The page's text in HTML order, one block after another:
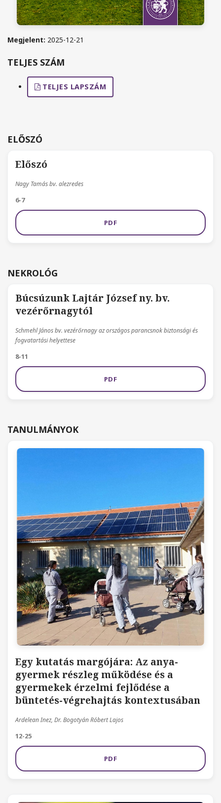
Megjelent: 2025-12-21
TELJES SZÁM
TELJES LAPSZÁM
ELŐSZÓ
Előszó
Nagy Tamás bv. alezredes
6-7
PDF
NEKROLÓG
Búcsúzunk Lajtár József ny. bv.
vezérőrnagytól
Schmehl János bv. vezérőrnagy az országos parancsnok biztonsági és
fogvatartási helyettese
8-11
PDF
TANULMÁNYOK
Egy kutatás margójára: Az anya-
gyermek részleg működése és a
gyermekek érzelmi fejlődése a
büntetés-végrehajtás kontextusában
Ardelean Inez, Dr. Bogotyán Róbert Lajos
12-25
PDF